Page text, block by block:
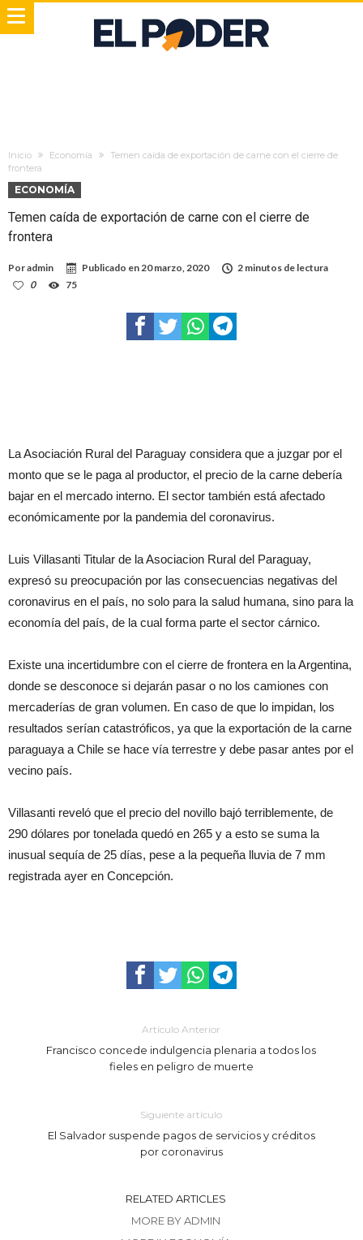
Inicio Economía
Temen caída de exportación de carne con el cierre de
frontera
ECONOMÍA
Temen caída de exportación de carne con el cierre de
frontera
Poradmin Publicado en20 marzo, 2020
2 minutos de lectura
0
75
La Asociación Rural del Paraguay considera que a juzgar por el
monto que se le paga al productor, el precio de la carne debería
bajar en el mercado interno. El sector también está afectado
económicamente por la pandemia del coronavirus.
Luis Villasanti Titular de la Asociacion Rural del Paraguay,
expresó su preocupación por las consecuencias negativas del
coronavirus en el país, no solo para la salud humana, sino para la
economía del país, de la cual forma parte el sector cárnico.
Existe una incertidumbre con el cierre de frontera en la Argentina,
donde se desconoce si dejarán pasar o no los camiones con
mercaderías de gran volumen. En caso de que lo impidan, los
resultados serían catastróficos, ya que la exportación de la carne
paraguaya a Chile se hace vía terrestre y debe pasar antes por el
vecino país.
Villasanti reveló que el precio del novillo bajó terriblemente, de
290 dólares por tonelada quedó en 265 y a esto se suma la
inusual sequía de 25 días, pese a la pequeña lluvia de 7 mm
registrada ayer en Concepción.
Artículo Anterior
Francisco concede indulgencia plenaria a todos los
fieles en peligro de muerte
Siguiente artículo
El Salvador suspende pagos de servicios y créditos
por coronavirus
RELATED ARTICLES
MORE BY ADMIN